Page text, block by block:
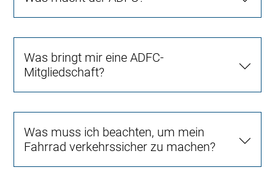
Was bringt mir eine ADFC-
Mitgliedschaft?
Was muss ich beachten, um mein
Fahrrad verkehrssicher zu machen?